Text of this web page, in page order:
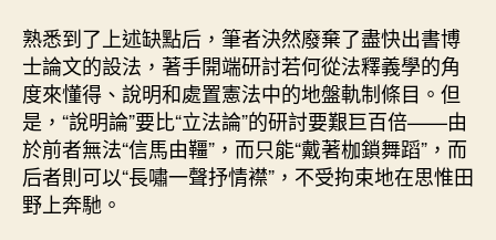
熟悉到了上述缺點后，筆者決然廢棄了盡快出書博
士論文的設法，著手開端研討若何從法釋義學的角
度來懂得、說明和處置憲法中的地盤軌制條目。但
是，“說明論”要比“立法論”的研討要艱巨百倍——由
於前者無法“信馬由韁”，而只能“戴著枷鎖舞蹈”，而
后者則可以“長嘯一聲抒情襟”，不受拘束地在思惟田
野上奔馳。